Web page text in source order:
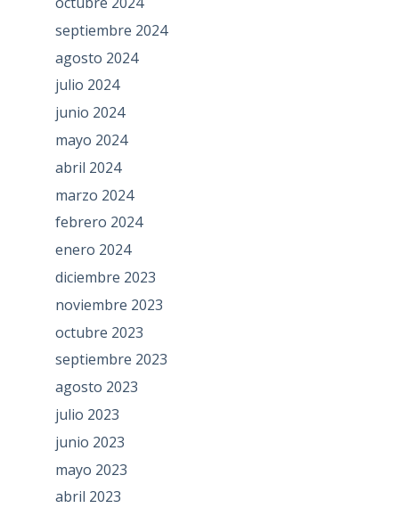
septiembre 2024
agosto 2024
julio 2024
junio 2024
mayo 2024
abril 2024
marzo 2024
febrero 2024
enero 2024
diciembre 2023
noviembre 2023
octubre 2023
septiembre 2023
agosto 2023
julio 2023
junio 2023
mayo 2023
abril 2023